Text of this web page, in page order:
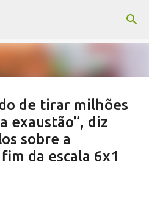
principal
de tirar milhões
exaustão”, diz
sobre a
da escala 6x1